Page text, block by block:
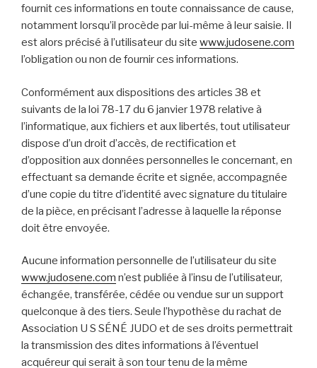
fournit ces informations en toute connaissance de cause,
notamment lorsqu’il procède par lui-même à leur saisie. Il
est alors précisé à l’utilisateur du site www.judosene.com
l’obligation ou non de fournir ces informations.
Conformément aux dispositions des articles 38 et
suivants de la loi 78-17 du 6 janvier 1978 relative à
l’informatique, aux fichiers et aux libertés, tout utilisateur
dispose d’un droit d’accès, de rectification et
d’opposition aux données personnelles le concernant, en
effectuant sa demande écrite et signée, accompagnée
d’une copie du titre d’identité avec signature du titulaire
de la pièce, en précisant l’adresse à laquelle la réponse
doit être envoyée.
Aucune information personnelle de l’utilisateur du site
www.judosene.com n’est publiée à l’insu de l’utilisateur,
échangée, transférée, cédée ou vendue sur un support
quelconque à des tiers. Seule l’hypothèse du rachat de
Association U S SÉNÉ JUDO et de ses droits permettrait
la transmission des dites informations à l’éventuel
acquéreur qui serait à son tour tenu de la même